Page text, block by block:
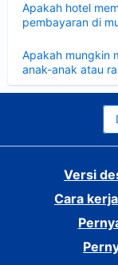
Apakah hotel
pembayaran di
Apakah mungkin
anak-anak atau
Versi
Cara